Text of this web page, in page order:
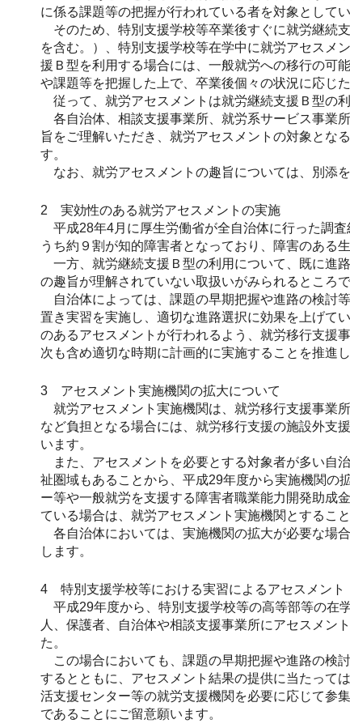
に係る課題等の把握が行われている者を対象としてい
そのため、特別支援学校等卒業後すぐに就労継続
を含む。）、特別支援学校等在学中に就労アセスメ
援Ｂ型を利用する場合には、一般就労への移行の可
や課題等を把握した上で、卒業後個々の状況に応じ
従って、就労アセスメントは就労継続支援Ｂ型の
各自治体、相談支援事業所、就労系サービス事業
旨をご理解いただき、就労アセスメントの対象とな
す。
なお、就労アセスメントの趣旨については、別添を
2 実効性のある就労アセスメントの実施
平成28年4月に厚生労働省が全自治体に行った調
うち約９割が知的障害者となっており、障害のある
一方、就労継続支援Ｂ型の利用について、既に進
の趣旨が理解されていない取扱いがみられるところで
自治体によっては、課題の早期把握や進路の検討
置き実習を実施し、適切な進路選択に効果を上げて
のあるアセスメントが行われるよう、就労移行支援
次も含め適切な時期に計画的に実施することを推進
3 アセスメント実施機関の拡大について
就労アセスメント実施機関は、就労移行支援事業
など負担となる場合には、就労移行支援の施設外支
います。
また、アセスメントを必要とする対象者が多い自
祉圏域もあることから、平成29年度から実施機関の
ー等や一般就労を支援する障害者職業能力開発助成
ている場合は、就労アセスメント実施機関とするこ
各自治体においては、実施機関の拡大が必要な場
します。
4 特別支援学校等における実習によるアセスメント
平成29年度から、特別支援学校等の高等部等の在
人、保護者、自治体や相談支援事業所にアセスメン
た。
この場合においても、課題の早期把握や進路の検
するとともに、アセスメント結果の提供に当たって
活支援センター等の就労支援機関を必要に応じて参
であることにご留意願います。